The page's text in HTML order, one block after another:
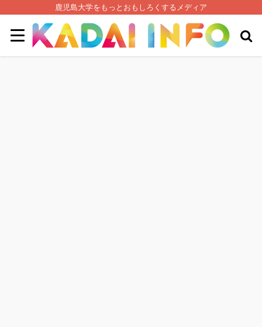
鹿児島大学をもっとおもしろくするメディア